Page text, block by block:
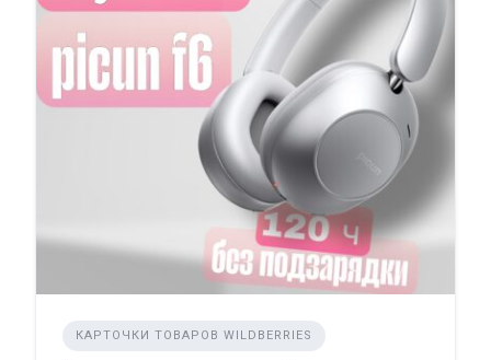
КАРТОЧКИ ТОВАРОВ WILDBERRIES